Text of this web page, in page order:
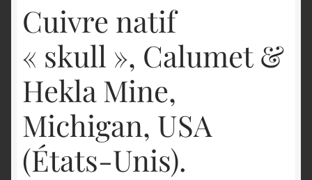
Cuivre natif
« skull », Calumet &
Hekla Mine,
Michigan, USA
(États-Unis).